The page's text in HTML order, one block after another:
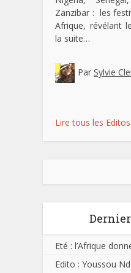
Zanzibar : les
Afrique, révélant
la suite…
Par Sylvie
Lire tous les Editos
Eté : l’Afrique
Edito : Youssou